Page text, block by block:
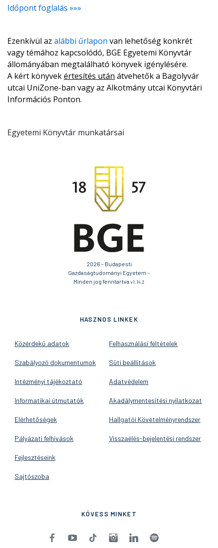
Időpont foglalás »»»
Ezenkívül az alábbi űrlapon van lehetőség konkrét
vagy témához kapcsolódó, BGE Egyetemi Könyvtár
állományában megtalálható könyvek igénylésére.
A kért könyvekértesítés után átvehetők a Bagolyvár
utcai UniZone-ban vagy az Alkotmány utcai Könyvtári
Információs Ponton.
Egyetemi Könyvtár munkatársai
2026 - Budapesti
Gazdaságtudományi Egyetem -
Minden jog fenntartva v1.14.2
HASZNOS LINKEK
Közérdekű adatok
Szabályozó dokumentumok
Intézményi tájékoztató
Informatikai útmutatók
Elérhetőségek
Pályázati felhívások
Fejlesztéseink
Sajtószoba
Felhasználási feltételek
Süti beállítások
Adatvédelem
Akadálymentesítési nyilatkozat
Hallgatói Követelményrendszer
Visszaélés-bejelentési rendszer
KÖVESS MINKET